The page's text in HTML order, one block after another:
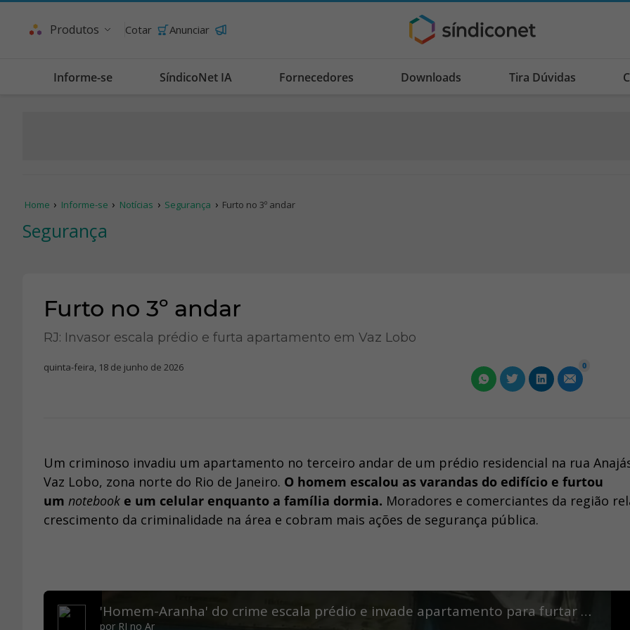
Produtos Cotar Anunciar
Informe-se SíndicoNet IA Fornecedores Downloads Tira Dúvidas
Home Informe-se Notícias Segurança Furto no 3º andar
Segurança
Furto no 3º andar
RJ: Invasor escala prédio e furta apartamento em Vaz Lobo
quinta-feira, 18 de junho de 2026 0
Um criminoso invadiu um apartamento no terceiro andar de um prédio residencial na rua
Vaz Lobo, zona norte do Rio de Janeiro. O homem escalou as varandas do edifício e furtou
um notebook e um celular enquanto a família dormia. Moradores e comerciantes da região
crescimento da criminalidade na área e cobram mais ações de segurança pública.